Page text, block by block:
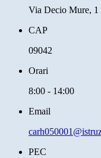
Via Decio Mure, 1
CAP
09042
Orari
8:00 - 14:00
Email
PEC